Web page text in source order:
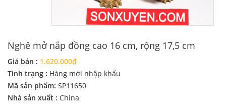
Nghê mở nắp đồng cao 16 cm, rộng 17,5 cm
Giá bán : 1.620.000₫
Tình trạng : Hàng mới nhập khẩu
Mã sản phẩm: SP11650
Nhà sản xuất : China